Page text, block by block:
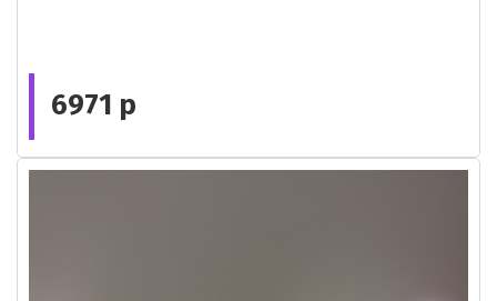
6971 р